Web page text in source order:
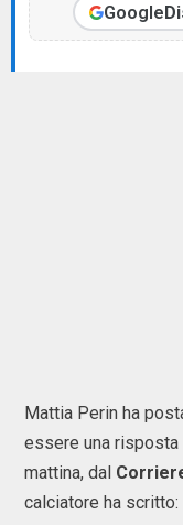
Google
Mattia Perin ha
essere una
mattina, dal
calciatore ha